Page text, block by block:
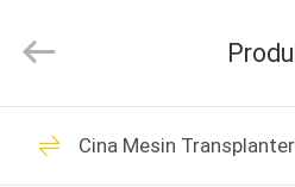
RUMAH
Export
All
Reserved.
Mesin
Cina Mesin